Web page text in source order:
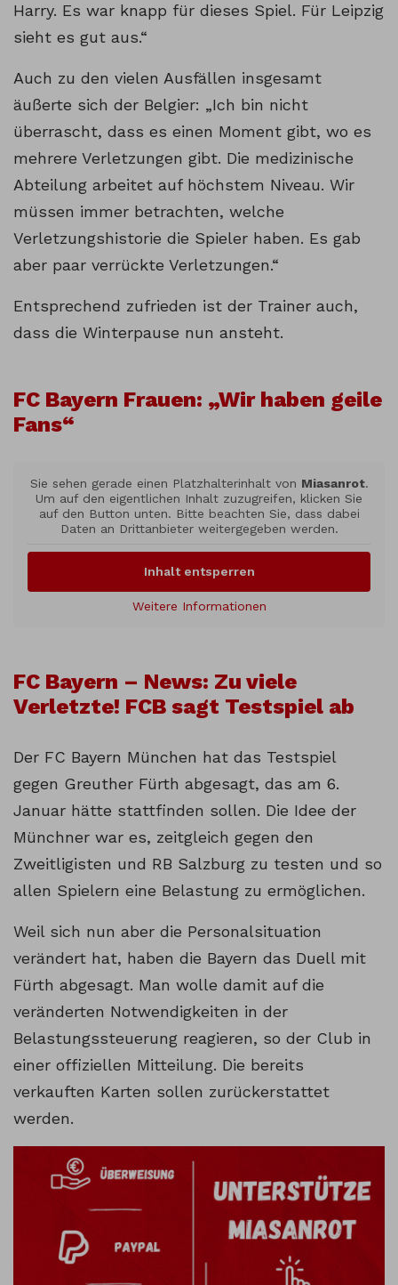
Harry. Es war knapp für dieses Spiel. Für Leipzig
sieht es gut aus.“
Auch zu den vielen Ausfällen insgesamt
äußerte sich der Belgier: „Ich bin nicht
überrascht, dass es einen Moment gibt, wo es
mehrere Verletzungen gibt. Die medizinische
Abteilung arbeitet auf höchstem Niveau. Wir
müssen immer betrachten, welche
Verletzungshistorie die Spieler haben. Es gab
aber paar verrückte Verletzungen.“
Entsprechend zufrieden ist der Trainer auch,
dass die Winterpause nun ansteht.
FC Bayern Frauen: „Wir haben geile
Fans“
Sie sehen gerade einen Platzhalterinhalt von Miasanrot.
Um auf den eigentlichen Inhalt zuzugreifen, klicken Sie
auf den Button unten. Bitte beachten Sie, dass dabei
Daten an Drittanbieter weitergegeben werden.
Inhalt entsperren
Weitere Informationen
FC Bayern – News: Zu viele
Verletzte! FCB sagt Testspiel ab
Der FC Bayern München hat das Testspiel
gegen Greuther Fürth abgesagt, das am 6.
Januar hätte stattfinden sollen. Die Idee der
Münchner war es, zeitgleich gegen den
Zweitligisten und RB Salzburg zu testen und so
allen Spielern eine Belastung zu ermöglichen.
Weil sich nun aber die Personalsituation
verändert hat, haben die Bayern das Duell mit
Fürth abgesagt. Man wolle damit auf die
veränderten Notwendigkeiten in der
Belastungssteuerung reagieren, so der Club in
einer offiziellen Mitteilung. Die bereits
verkauften Karten sollen zurückerstattet
werden.